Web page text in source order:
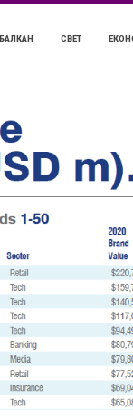
БАЛКАН СВЕТ